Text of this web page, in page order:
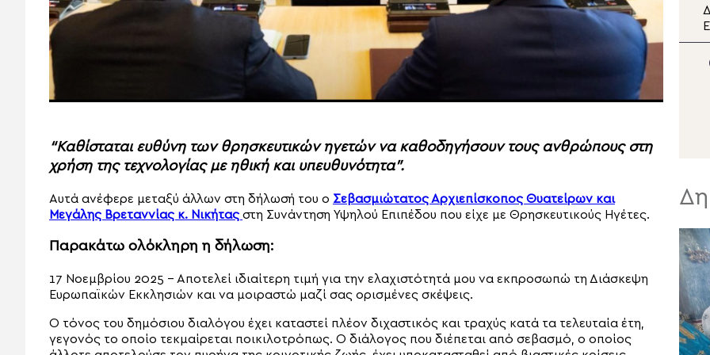
“Καθίσταται ευθύνη των θρησκευτικών ηγετών να καθοδηγήσουν τους ανθρώπους στη
χρήση της τεχνολογίας με ηθική και υπευθυνότητα”.
Αυτά ανέφερε μεταξύ άλλων στη δήλωσή του ο Σεβασμιώτατος Αρχιεπίσκοπος Θυατείρων και
Μεγάλης Βρεταννίας κ. Νικήτας στη Συνάντηση Υψηλού Επιπέδου που είχε με Θρησκευτικούς Ηγέτες.
Παρακάτω ολόκληρη η δήλωση:
17 Νοεμβρίου 2025 – Αποτελεί ιδιαίτερη τιμή για την ελαχιστότητά μου να εκπροσωπώ τη Διάσκεψη
Ευρωπαϊκών Εκκλησιών και να μοιραστώ μαζί σας ορισμένες σκέψεις.
Ο τόνος του δημόσιου διαλόγου έχει καταστεί πλέον διχαστικός και τραχύς κατά τα τελευταία έτη,
γεγονός το οποίο τεκμαίρεται ποικιλοτρόπως. Ο διάλογος που διέπεται από σεβασμό, ο οποίος
Ο Κρήτης Ευγένιος στη
διπλή εορτή της Σάμου